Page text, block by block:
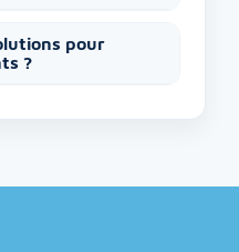
pour
?